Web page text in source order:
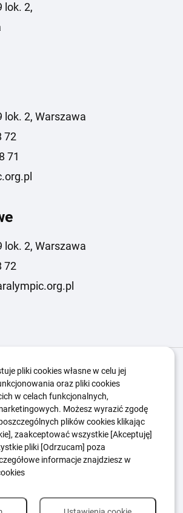
lok. 2,
lok. 2, Warszawa
72
71
lok. 2, Warszawa
72
O nas
Kluby Aktualności
Guttmanny Kontakt
Dzieci
Sygnaliści
pliki cookies własne w celu jej
oraz pliki cookies
w celach funkcjonalnych,
Możesz wyrazić zgodę
plików cookies klikając
zaakceptować wszystkie [Akceptuję]
pliki [Odrzucam] poza
informacje znajdziesz w